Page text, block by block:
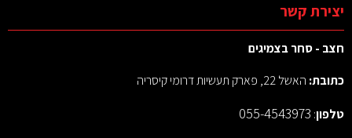
יצירת קשר
חצב - סחר בצמיגים
כתובת: האשל 22, פארק תעשיות דרומי קיסריה
טלפון:
055-4543973